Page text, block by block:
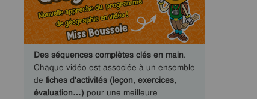
Des séquences complètes clés en main.
Chaque vidéo est associée à un ensemble
de fiches d'activités (leçon, exercices,
évaluation…) pour une meilleure